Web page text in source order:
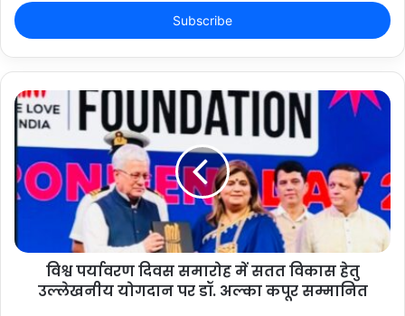
address
विश्व पर्यावरण दिवस समारोह में सतत विकास हेतु
उल्लेखनीय योगदान पर डॉ. अल्का कपूर सम्मानित